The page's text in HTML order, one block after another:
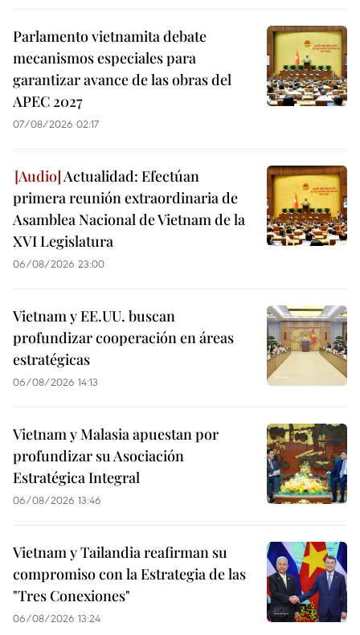
Parlamento vietnamita debate
mecanismos especiales para
garantizar avance de las obras del
APEC 2027
07/08/2026 02:17
Actualidad: Efectúan
primera reunión extraordinaria de
Asamblea Nacional de Vietnam de la
XVI Legislatura
06/08/2026 23:00
Vietnam y EE.UU. buscan
profundizar cooperación en áreas
estratégicas
06/08/2026 14:13
Vietnam y Malasia apuestan por
profundizar su Asociación
Estratégica Integral
06/08/2026 13:46
Vietnam y Tailandia reafirman su
compromiso con la Estrategia de las
"Tres Conexiones"
06/08/2026 13:24